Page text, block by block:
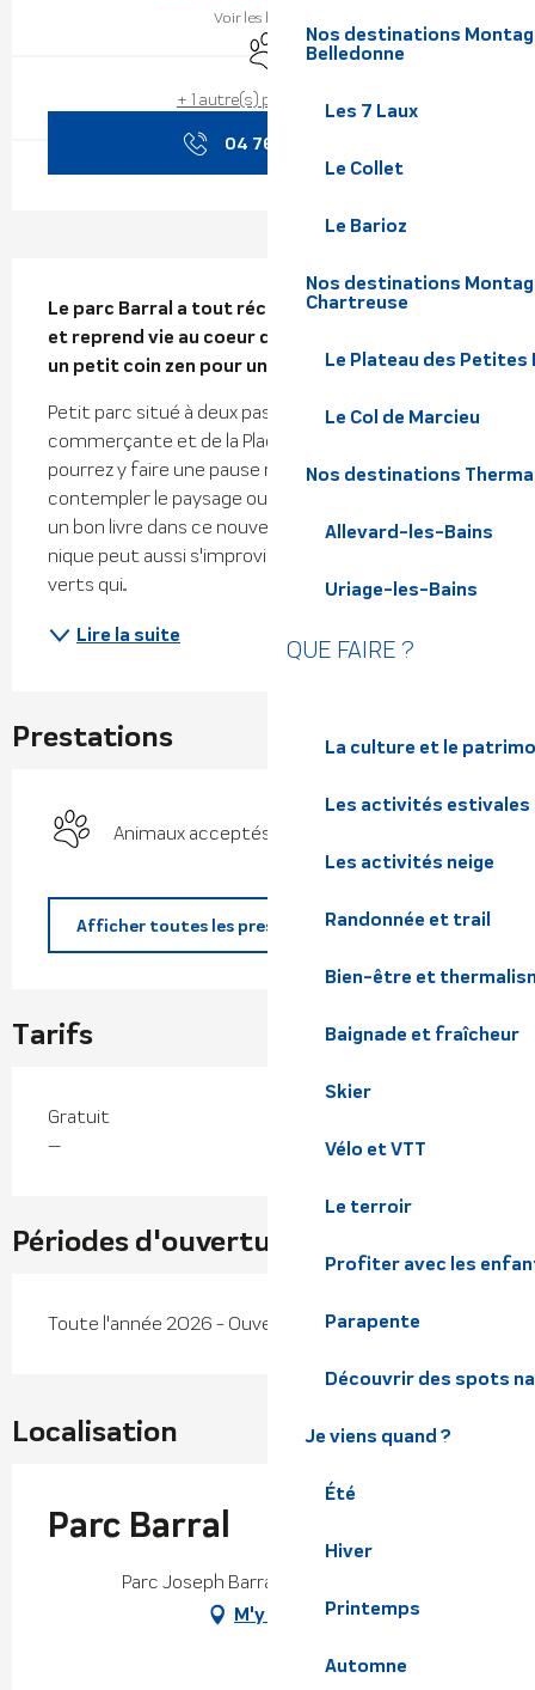
Nos destinations
Belledonne
Les 7 Laux
Le Collet
Le Barioz
Nos destinations
Chartreuse
Le Plateau des Petites
Le Col de Marcieu
Nos destinations
Allevard-les-Bains
Uriage-les-Bains
QUE FAIRE ?
La culture et le
Les activités estivales
Les activités neige
Randonnée et trail
Bien-être et
Baignade et fraîcheur
Skier
Vélo et VTT
Le terroir
Profiter avec les
Parapente
Découvrir des spots
Je viens quand ?
Été
Hiver
Printemps
Automne
Voir les horaires
Animaux acceptés
+ 1 autre(s) prestation(s)
04 76 97 50
Description
Le parc Barral a tout récemment été réaménagé
et reprend vie au coeur d'Allevard. Il est devenu
un petit coin zen pour une pause Allevardine.
Petit parc situé à deux pas de la rue Chenal
commerçante et de la Place de la résistance, vous
pourrez y faire une pause relaxante juste pour
contempler le paysage ou pourquoi pas apprécier
un bon livre dans ce nouveau coin zen. Un pique-
nique peut aussi s'improviser sur ces jolis bancs
verts qui...
Lire la suite
Prestations
Animaux acceptés
Afficher toutes les prestations
Tarifs
Gratuit
—
Périodes d'ouverture
Toute l'année 2026 - Ouvert tous les jours
Localisation
Parc Barral
Parc Joseph Barral, 38580 Allevard
M'y rendre